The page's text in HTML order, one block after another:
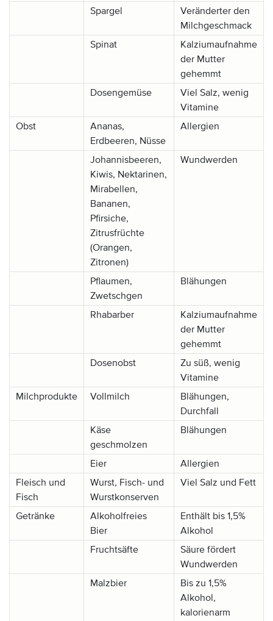
Spargel
Veränderter den
Milchgeschmack
Spinat
Kalziumaufnahme
der Mutter
gehemmt
Dosengemüse
Viel Salz, wenig
Vitamine
Obst
Ananas,
Erdbeeren, Nüsse
Allergien
Johannisbeeren,
Kiwis, Nektarinen,
Mirabellen,
Bananen,
Pfirsiche,
Zitrusfrüchte
(Orangen,
Zitronen)
Wundwerden
Pflaumen,
Zwetschgen
Blähungen
Rhabarber
Kalziumaufnahme
der Mutter
gehemmt
Dosenobst
Zu süß, wenig
Vitamine
Milchprodukte
Vollmilch
Blähungen,
Durchfall
Käse
geschmolzen
Blähungen
Eier
Allergien
Fleisch und
Fisch
Wurst, Fisch- und
Wurstkonserven
Viel Salz und Fett
Getränke
Alkoholfreies
Bier
Enthält bis 1,5%
Alkohol
Fruchtsäfte
Säure fördert
Wundwerden
Malzbier
Bis zu 1,5%
Alkohol,
kalorienarm